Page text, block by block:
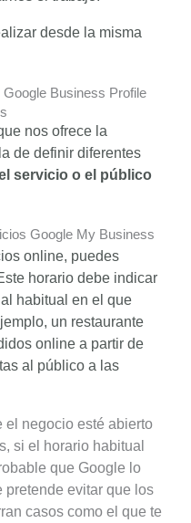
desde la misma
nos ofrece la
de definir diferentes
servicio o el público
online, puedes
horario debe indicar
habitual en el que
un restaurante
online a partir de
al público a las
el negocio esté abierto
si el horario habitual
que Google lo
pretende evitar que los
casos como el que te